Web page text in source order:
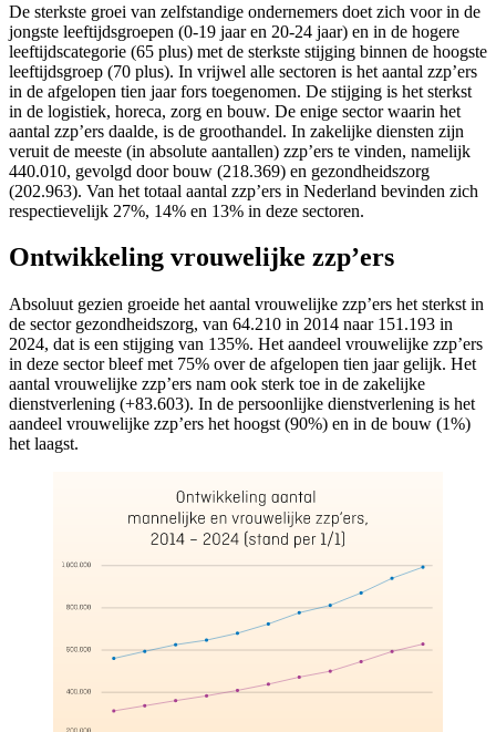
De sterkste groei van zelfstandige ondernemers doet zich voor in de
jongste leeftijdsgroepen (0-19 jaar en 20-24 jaar) en in de hogere
leeftijdscategorie (65 plus) met de sterkste stijging binnen de hoogste
leeftijdsgroep (70 plus). In vrijwel alle sectoren is het aantal zzp’ers
in de afgelopen tien jaar fors toegenomen. De stijging is het sterkst
in de logistiek, horeca, zorg en bouw. De enige sector waarin het
aantal zzp’ers daalde, is de groothandel. In zakelijke diensten zijn
veruit de meeste (in absolute aantallen) zzp’ers te vinden, namelijk
440.010, gevolgd door bouw (218.369) en gezondheidszorg
(202.963). Van het totaal aantal zzp’ers in Nederland bevinden zich
respectievelijk 27%, 14% en 13% in deze sectoren.
Ontwikkeling vrouwelijke zzp’ers
Absoluut gezien groeide het aantal vrouwelijke zzp’ers het sterkst in
de sector gezondheidszorg, van 64.210 in 2014 naar 151.193 in
2024, dat is een stijging van 135%. Het aandeel vrouwelijke zzp’ers
in deze sector bleef met 75% over de afgelopen tien jaar gelijk. Het
aantal vrouwelijke zzp’ers nam ook sterk toe in de zakelijke
dienstverlening (+83.603). In de persoonlijke dienstverlening is het
aandeel vrouwelijke zzp’ers het hoogst (90%) en in de bouw (1%)
het laagst.